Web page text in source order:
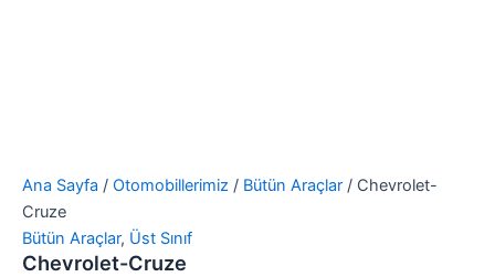
Ana Sayfa / Otomobillerimiz / Bütün Araçlar / Chevrolet-
Cruze
Bütün Araçlar, Üst Sınıf
Chevrolet-Cruze